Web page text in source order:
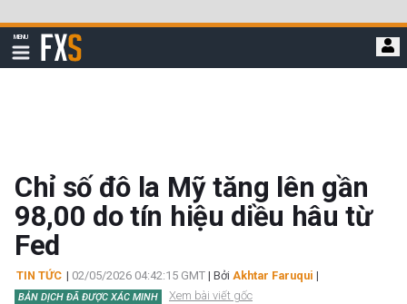
qua
đi
MENU
Hiển
thị
FXStreet
Chỉ số đô la Mỹ tăng lên gần
98,00 do tín hiệu diều hâu từ
Fed
TIN TỨC | 02/05/2026 04:42:15 GMT | Bởi Akhtar Faruqui |
BẢN DỊCH ĐÃ ĐƯỢC XÁC MINH Xem bài viết gốc